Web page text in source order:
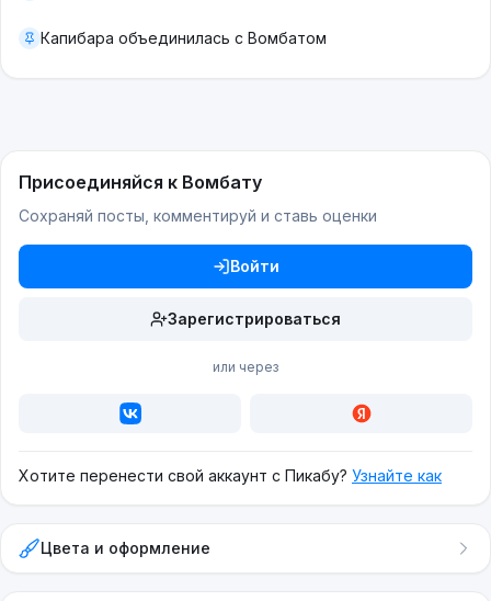
Капибара объединилась с Вомбатом
Присоединяйся к Вомбату
Сохраняй посты, комментируй и ставь оценки
Войти
Зарегистрироваться
или через
Хотите перенести свой аккаунт с Пикабу? Узнайте как
Цвета и оформление